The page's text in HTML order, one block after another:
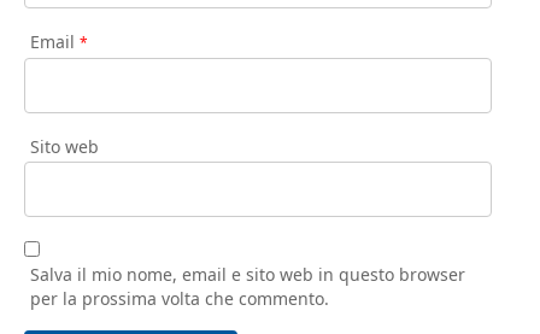
Email *
Sito web
Salva il mio nome, email e sito web in questo browser
per la prossima volta che commento.